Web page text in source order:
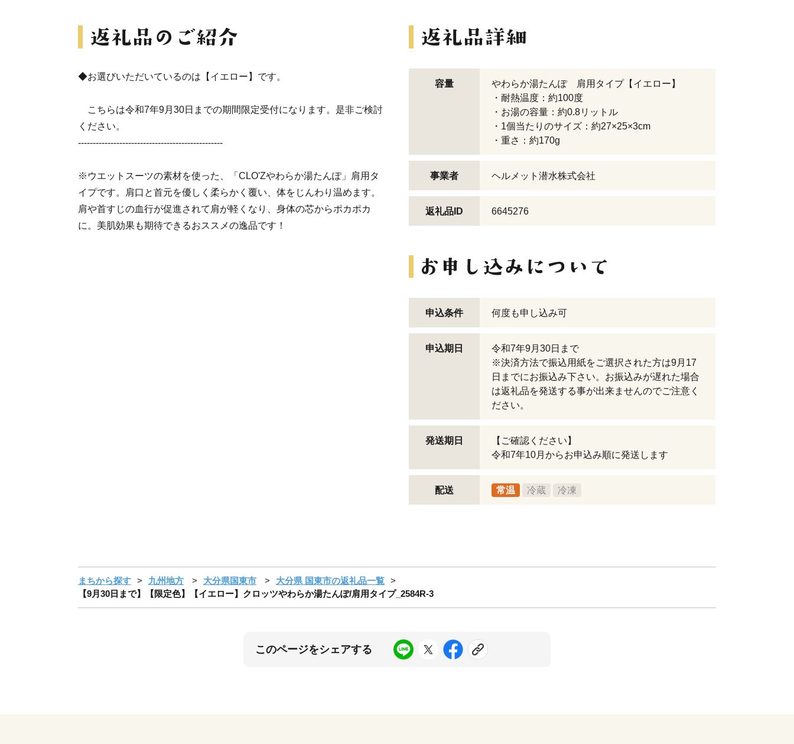
◆お選びいただいているのは【イエロー】です。
こちらは令和7年9月30日までの期間限定受付になります。是非ご検討
ください。
-------------------------------------------------
※ウエットスーツの素材を使った、「CLO'Zやわらか湯たんぽ」肩用タ
イプです。肩口と首元を優しく柔らかく覆い、体をじんわり温めます。
肩や首すじの血行が促進されて肩が軽くなり、身体の芯からポカポカ
に。美肌効果も期待できるおススメの逸品です！
容量
やわらか湯たんぽ 肩用タイプ【イエロー】
・耐熱温度：約100度
・お湯の容量：約0.8リットル
・1個当たりのサイズ：約27×25×3cm
・重さ：約170g
事業者 ヘルメット潜水株式会社
返礼品ID 6645276
申込条件 何度も申し込み可
申込期日
令和7年9月30日まで
※決済方法で振込用紙をご選択された方は9月17
日までにお振込み下さい。お振込みが遅れた場合
は返礼品を発送する事が出来ませんのでご注意く
ださい。
発送期日
【ご確認ください】
令和7年10月からお申込み順に発送します
配送 常温 冷蔵 冷凍
まちから探す 九州地方 大分県国東市
大分県 国東市の返礼品一覧
【9月30日まで】【限定色】【イエロー】クロッツやわらか湯たんぽ/肩用タイプ_2584R-3
このページをシェアする